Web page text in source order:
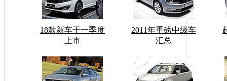
18款新车于一季度
上市
2011年重磅中级车
汇总